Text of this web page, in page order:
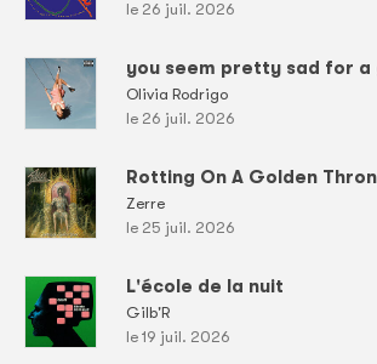
le 26 juil. 2026
you seem pretty sad for a
Olivia Rodrigo
le 26 juil. 2026
Rotting On A Golden
Zerre
le 25 juil. 2026
L'école de la nuit
Gilb'R
le 19 juil. 2026